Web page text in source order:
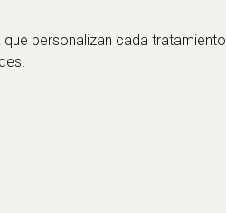
personalizan cada tratamiento